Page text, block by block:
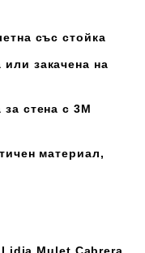
със стойка
закачена на
стена с 3М
материал,